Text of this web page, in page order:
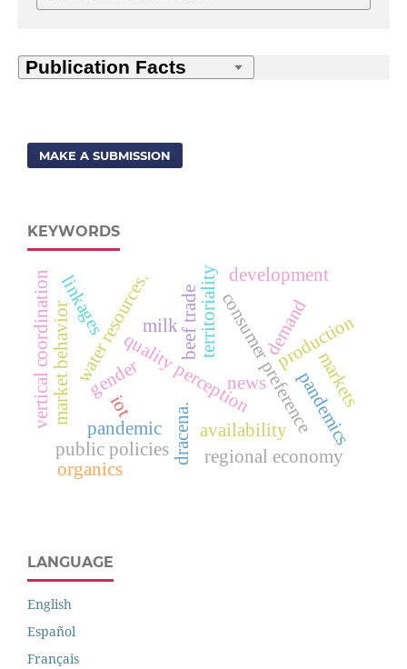
MAKE A SUBMISSION
KEYWORDS
consumer preference
quality perception
beef trade
dracena.
demand
availability
water resources.
iot
linkages territoriality
gender
development
milk
pandemic
production
market behavior
regional economy
public policies
vertical coordination pandemics
news markets
organics
LANGUAGE
English
Español
Français